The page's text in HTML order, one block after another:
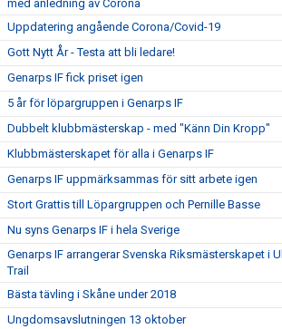
med anledning av Corona
Uppdatering angående Corona/Covid-19
Gott Nytt År - Testa att bli ledare!
Genarps IF fick priset igen
5 år för löpargruppen i Genarps IF
Dubbelt klubbmästerskap - med "Känn Din Kropp"
Klubbmästerskapet för alla i Genarps IF
Genarps IF uppmärksammas för sitt arbete igen
Stort Grattis till Löpargruppen och Pernille Basse
Nu syns Genarps IF i hela Sverige
Genarps IF arrangerar Svenska Riksmästerskapet i
Trail
Bästa tävling i Skåne under 2018
Ungdomsavslutningen 13 oktober